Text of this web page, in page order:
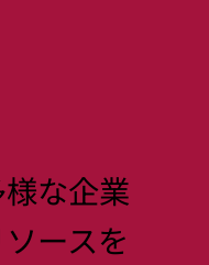
な企業
ースを